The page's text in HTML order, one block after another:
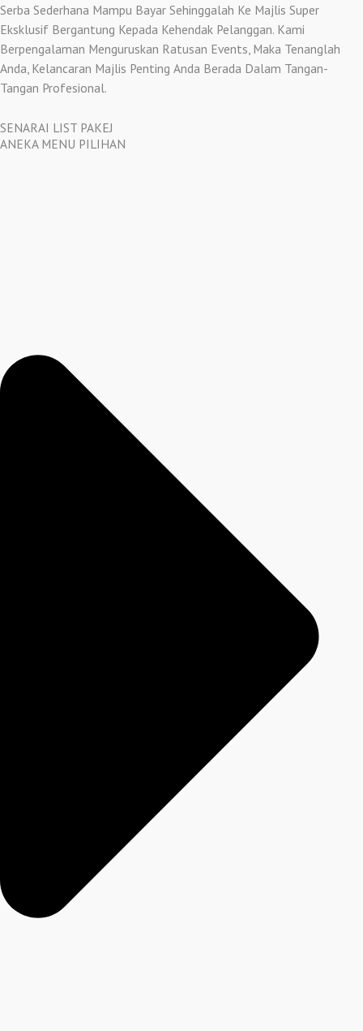
Serba Sederhana Mampu Bayar Sehinggalah Ke Majlis Super
Eksklusif Bergantung Kepada Kehendak Pelanggan. Kami
Berpengalaman Menguruskan Ratusan Events, Maka Tenanglah
Anda, Kelancaran Majlis Penting Anda Berada Dalam Tangan-
Tangan Profesional.
SENARAI LIST PAKEJ
ANEKA MENU PILIHAN